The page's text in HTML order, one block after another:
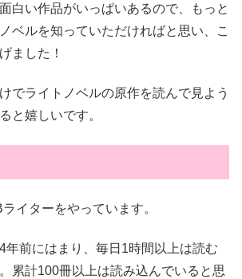
白い作品がいっぱいあるので、もっと
ベルを知っていただければと思い、こ
ました！
でライトノベルの原作を読んで見よう
と嬉しいです。
イターをやっています。
年前にはまり、毎日1時間以上は読む
累計100冊以上は読み込んでいると思